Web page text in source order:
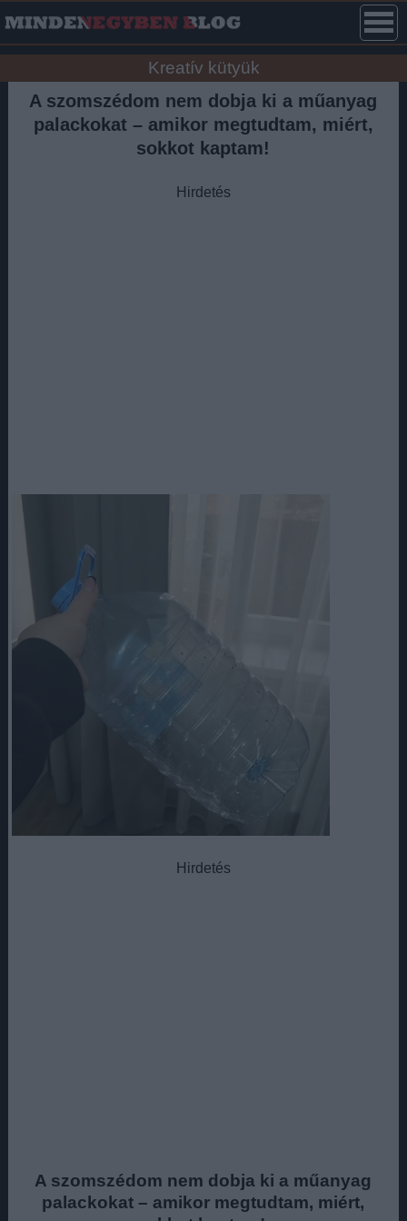
Kreatív kütyük
A szomszédom nem dobja ki a műanyag
palackokat – amikor megtudtam, miért,
sokkot kaptam!
Hirdetés
Hirdetés
A szomszédom nem dobja ki a műanyag
palackokat – amikor megtudtam, miért,